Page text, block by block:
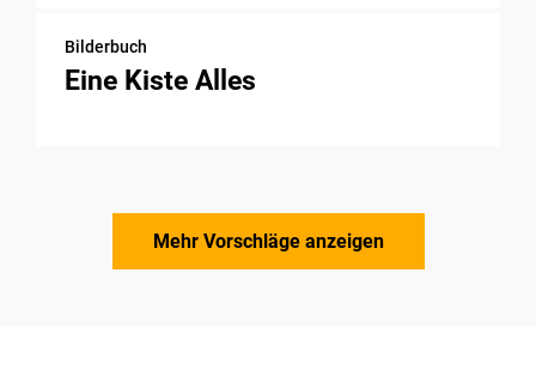
Bilderbuch
Eine Kiste Alles
Mehr Vorschläge anzeigen